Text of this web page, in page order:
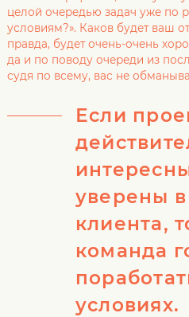
целой очередью задач уже
условиям?». Каков будет ваш
правда, будет очень-очень
да и по поводу очереди из
судя по всему, вас не
Если
уверены
клиента,
команда
условиях.